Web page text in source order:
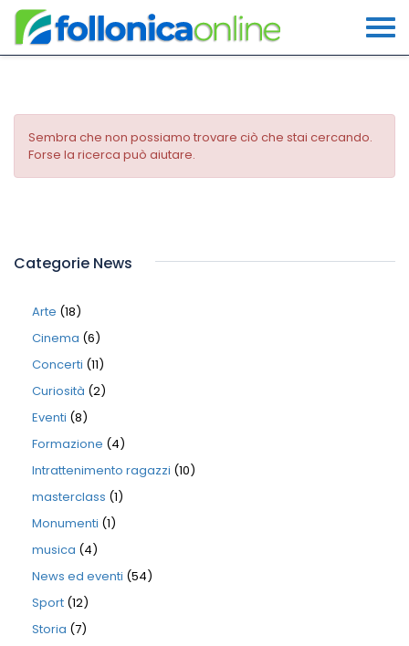
Sembra che non possiamo trovare ciò che stai cercando.
Forse la ricerca può aiutare.
Categorie News
Arte (18)
Cinema (6)
Concerti (11)
Curiosità (2)
Eventi (8)
Formazione (4)
Intrattenimento ragazzi (10)
masterclass (1)
Monumenti (1)
musica (4)
News ed eventi (54)
Sport (12)
Storia (7)